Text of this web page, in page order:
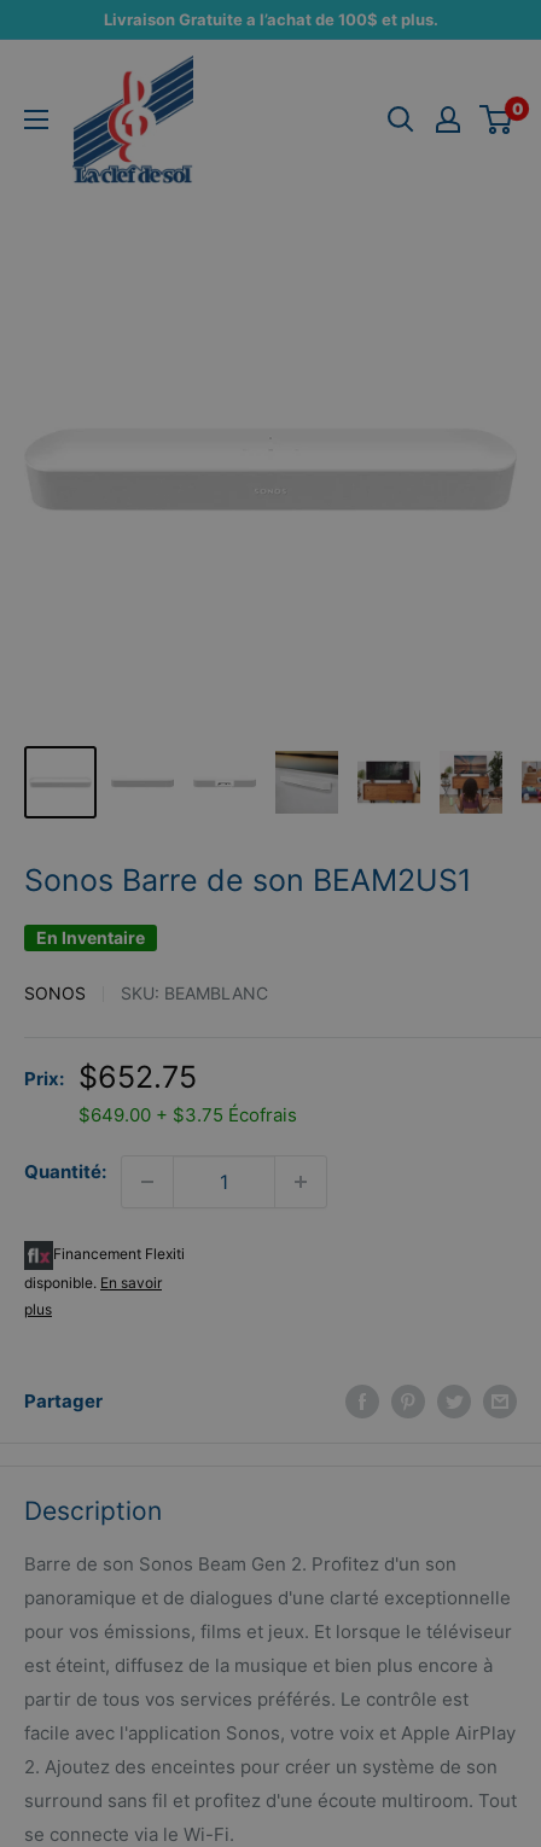
Livraison Gratuite a l’achat de 100$ et plus.
Clef
de
Sol
0
Sonos Barre de son BEAM2US1
En Inventaire
SONOS SKU: BEAMBLANC
Prix:
Prix
réduit
$652.75
$649.00 + $3.75 Écofrais
Quantité:
Financement Flexiti
disponible. En savoir
plus
Partager
Description
Barre de son Sonos Beam Gen 2. Profitez d'un son
panoramique et de dialogues d'une clarté exceptionnelle
pour vos émissions, films et jeux. Et lorsque le téléviseur
est éteint, diffusez de la musique et bien plus encore à
partir de tous vos services préférés. Le contrôle est
facile avec l'application Sonos, votre voix et Apple AirPlay
2. Ajoutez des enceintes pour créer un système de son
surround sans fil et profitez d'une écoute multiroom. Tout
se connecte via le Wi-Fi.